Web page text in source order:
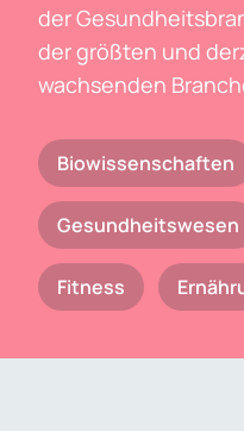
der
der größten und
wachsenden
Biowissenschaften
Gesundheitswesen
Fitness